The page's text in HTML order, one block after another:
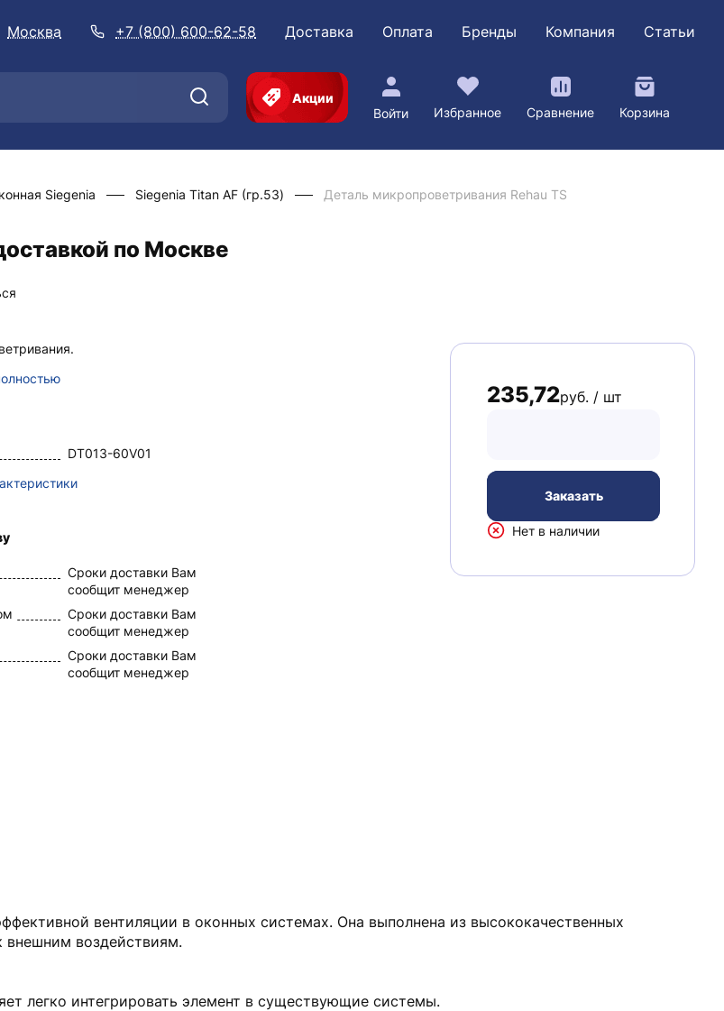
Москва +7 (800) 600-62-58 Доставка Оплата Бренды Компания Статьи
Акции
Войти
Избранное Сравнение Корзина
Siegenia Siegenia Titan AF (гр.53) Деталь микропроветривания Rehau TS
по Москве
DT013-60V01
Сроки доставки Вам
сообщит менеджер
Сроки доставки Вам
сообщит менеджер
Сроки доставки Вам
сообщит менеджер
235,72руб. / шт
Заказать
Нет в наличии
вентиляции в оконных системах. Она выполнена из высококачественных
внешним воздействиям.
легко интегрировать элемент в существующие системы.